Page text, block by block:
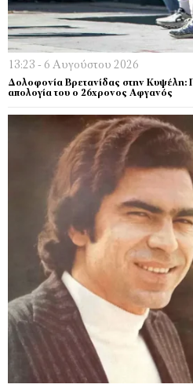
13:23 - 6 Αυγούστου 2026
Δολοφονία Βρετανίδας στην Κυψέλη:
απολογία του ο 26χρονος Αφγανός